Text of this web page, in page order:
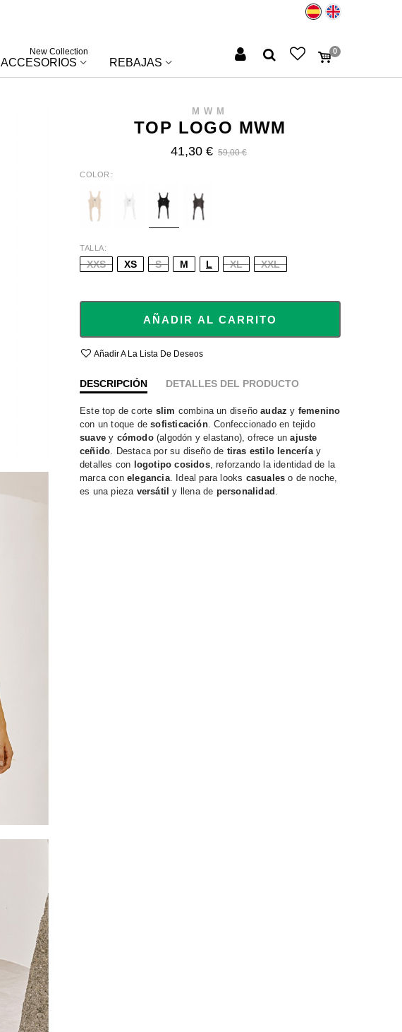
ACCESORIOS
New Collection
REBAJAS
0
MWM
TOP LOGO MWM
41,30 € 59,00 €
COLOR
TALLA
XXS XS S M L XL XXL
AÑADIR AL CARRITO
Añadir A La Lista De Deseos
DESCRIPCIÓN DETALLES DEL PRODUCTO
Este top de corte slim combina un diseñoaudaz y femenino
con un toque desofisticación. Confeccionado en tejido
suave y cómodo(algodón y elastano), ofrece unajuste
ceñido . Destaca por su diseño de tiras estilo lenceríay
detalles con logotipo cosidos, reforzando la identidad de la
marca con elegancia. Ideal para looks casuales o de noche,
es una pieza versátil y llena de personalidad